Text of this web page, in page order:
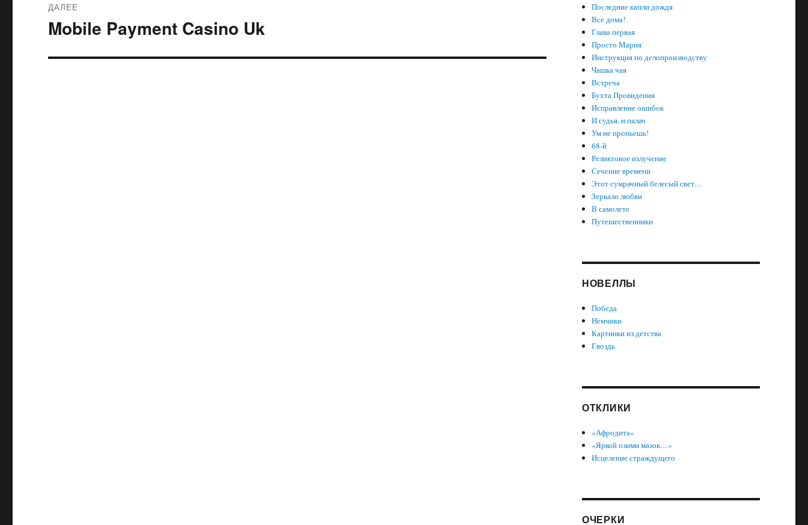
ДАЛЕЕ
Следующая
Mobile Payment Casino Uk
Последние капли дождя
Все дома!
Глава первая
Просто Мария
Инструкция по делопроизводству
Чашка чая
Встреча
Бухта Провидения
Исправление ошибок
И судья, и палач
Ум не пропьешь!
68-й
Реликтовое излучение
Сечение времени
Этот сумрачный белесый свет…
Зеркало любви
В самолете
Путешественники
НОВЕЛЛЫ
Победа
Немчики
Картинки из детства
Гвоздь
ОТКЛИКИ
«Афродита»
«Яркой озими мазок…»
Исцеление страждущего
ОЧЕРКИ